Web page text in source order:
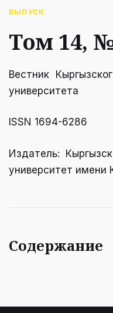
ВЫПУСК
Том 14,
Вестник
университета
ISSN 1694-6286
Издатель:
университет имени
Содержание